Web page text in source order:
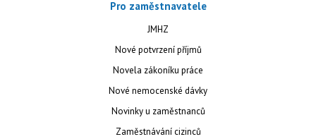
Pro zaměstnavatele
JMHZ
Nové potvrzení příjmů
Novela zákoníku práce
Nové nemocenské dávky
Novinky u zaměstnanců
Zaměstnávání cizinců